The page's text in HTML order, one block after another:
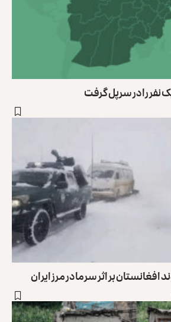
نفر را در سرپل گرفت
بر اثر سرما در مرز ایران